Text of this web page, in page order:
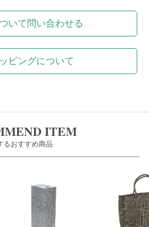
いて問い合わせる
ピングについて
ITEM
るおすすめ商品